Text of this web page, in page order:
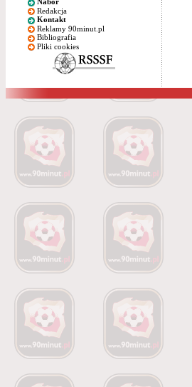
Nabór
Redakcja
Kontakt
Reklamy 90minut.pl
Bibliografia
Pliki cookies